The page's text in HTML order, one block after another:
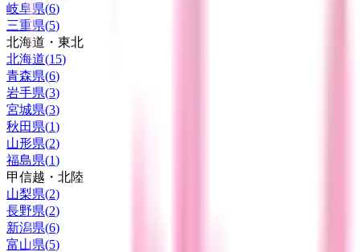
岐阜県(6)
三重県(5)
北海道・東北
北海道(15)
青森県(6)
岩手県(3)
宮城県(3)
秋田県(1)
山形県(2)
福島県(1)
甲信越・北陸
山梨県(2)
長野県(2)
新潟県(6)
富山県(5)